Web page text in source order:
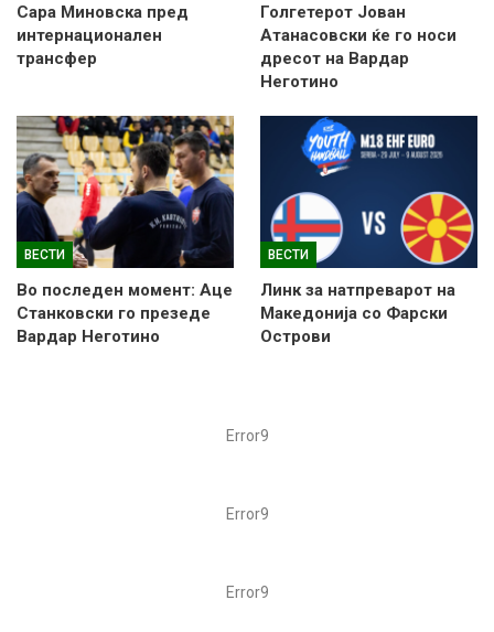
Сара Миновска пред
интернационален
трансфер
Голгетерот Јован
Атанасовски ќе го носи
дресот на Вардар
Неготино
ВЕСТИ
Во последен момент: Аце
Станковски го презеде
Вардар Неготино
ВЕСТИ
Линк за натпреварот на
Македонија со Фарски
Острови
Error9
Error9
Error9